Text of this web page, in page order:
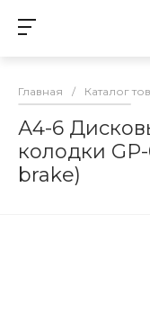
Главная / Каталог
А4-6
колодки
brake)